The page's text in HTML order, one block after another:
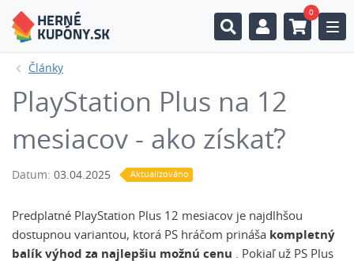
0
Články
PlayStation Plus na 12
mesiacov - ako získať?
Datum: 03.04.2025 Aktualizováno
Predplatné PlayStation Plus 12 mesiacov je najdlhšou
dostupnou variantou, ktorá PS hráčom prináša kompletný
balík výhod za najlepšiu možnú cenu . Pokiaľ už PS Plus